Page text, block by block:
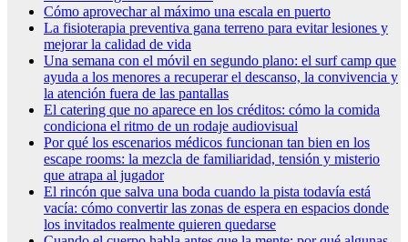
Cómo aprovechar al máximo una escala en puerto
La fisioterapia preventiva gana terreno para evitar lesiones y
mejorar la calidad de vida
Una semana con el móvil en segundo plano: el surf camp que
ayuda a los menores a recuperar el descanso, la convivencia y
la atención fuera de las pantallas
El catering que no aparece en los créditos: cómo la comida
condiciona el ritmo de un rodaje audiovisual
Por qué los escenarios médicos funcionan tan bien en los
escape rooms: la mezcla de familiaridad, tensión y misterio
que atrapa al jugador
El rincón que salva una boda cuando la pista todavía está
vacía: cómo convertir las zonas de espera en espacios donde
los invitados realmente quieren quedarse